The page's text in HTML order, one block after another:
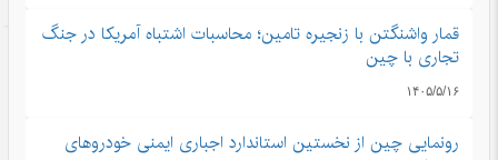
قمار واشنگتن با زنجیره تامین؛ محاسبات اشتباه آمریکا در جنگ
تجاری با چین
۱۴۰۵/۵/۱۶
رونمایی چین از نخستین استاندارد اجباری ایمنی خودروهای